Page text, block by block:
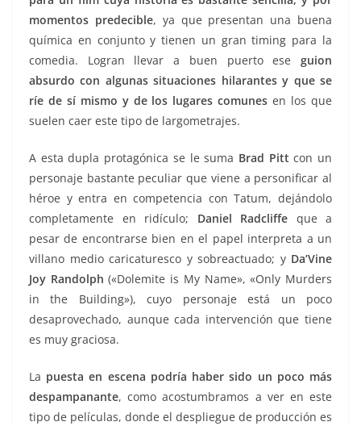
momentos predecible, ya que presentan una buena
química en conjunto y tienen un gran timing para la
comedia. Logran llevar a buen puerto ese guion
absurdo con algunas situaciones hilarantes y que se
ríe de sí mismo y de los lugares comunes en los que
suelen caer este tipo de largometrajes.
A esta dupla protagónica se le suma Brad Pitt con un
personaje bastante peculiar que viene a personificar al
héroe y entra en competencia con Tatum, dejándolo
completamente en ridículo; Daniel Radcliffe que a
pesar de encontrarse bien en el papel interpreta a un
villano medio caricaturesco y sobreactuado; yDa’Vine
Joy Randolph («Dolemite is My Name», «Only Murders
in the Building»), cuyo personaje está un poco
desaprovechado, aunque cada intervención que tiene
es muy graciosa.
La puesta en escena podría haber sido un poco más
despampanante, como acostumbramos a ver en este
tipo de películas, donde el despliegue de producción es